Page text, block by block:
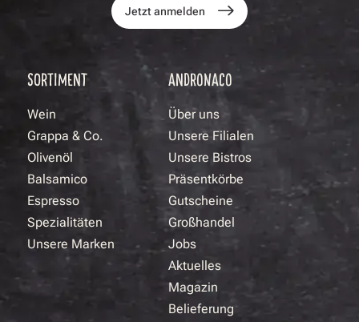
Jetzt anmelden
SORTIMENT
Wein
Grappa & Co.
Olivenöl
Balsamico
Espresso
Spezialitäten
Unsere Marken
ANDRONACO
Über uns
Unsere Filialen
Unsere Bistros
Präsentkörbe
Gutscheine
Großhandel
Jobs
Aktuelles
Magazin
Belieferung